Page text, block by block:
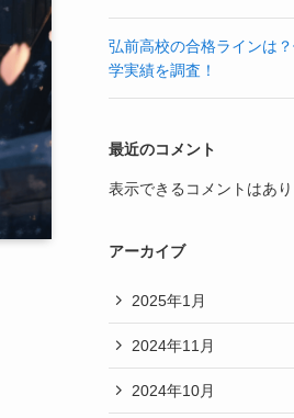
弘前高校の合格ラインは
学実績を調査！
最近のコメント
表示できるコメントはあり
アーカイブ
2025年1月
2024年11月
2024年10月